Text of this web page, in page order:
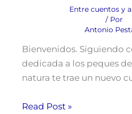
Entre cuentos y
/ Por
Antonio
Bienvenidos. Siguiendo
dedicada a los peques
natura te trae un nuevo
Read Post »